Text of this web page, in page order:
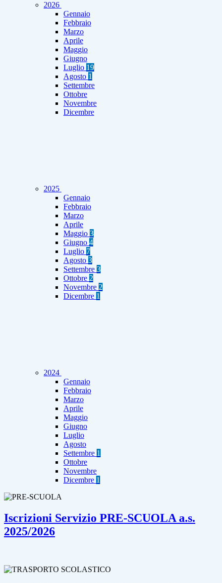
2026
Gennaio
Febbraio
Marzo
Aprile
Maggio
Giugno
Luglio 19
Agosto 1
Settembre
Ottobre
Novembre
Dicembre
2025
Gennaio
Febbraio
Marzo
Aprile
Maggio 3
Giugno 4
Luglio 7
Agosto 3
Settembre 3
Ottobre 2
Novembre 2
Dicembre 1
2024
Gennaio
Febbraio
Marzo
Aprile
Maggio
Giugno
Luglio
Agosto
Settembre 1
Ottobre
Novembre
Dicembre 1
Iscrizioni Servizio PRE-SCUOLA a.s.
2025/2026